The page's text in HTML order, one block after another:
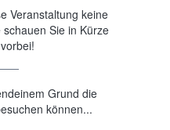
Veranstaltung keine
Sie in Kürze
Grund die
können...